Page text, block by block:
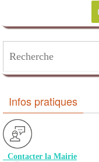
Infos pratiques
Contacter la Mairie